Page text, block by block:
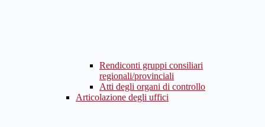
Rendiconti gruppi consiliari
regionali/provinciali
Atti degli organi di controllo
Articolazione degli uffici